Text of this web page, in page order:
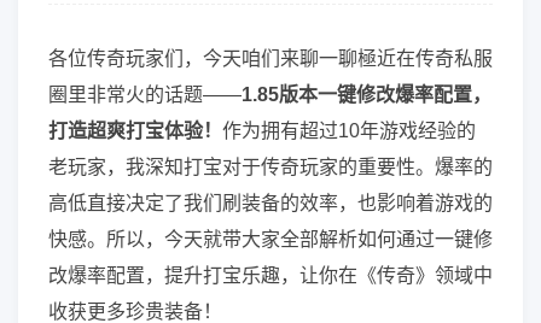
各位传奇玩家们，今天咱们来聊一聊極近在传奇私服
圈里非常火的话题——1.85版本一键修改爆率配置，
打造超爽打宝体验！ 作为拥有超过10年游戏经验的
老玩家，我深知打宝对于传奇玩家的重要性。爆率的
高低直接决定了我们刷装备的效率，也影响着游戏的
快感。所以，今天就带大家全部解析如何通过一键修
改爆率配置，提升打宝乐趣，让你在《传奇》领域中
收获更多珍贵装备！